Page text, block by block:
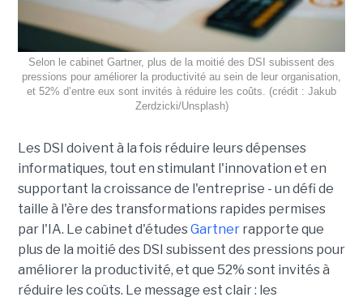
Selon le cabinet Gartner, plus de la moitié des DSI subissent des
pressions pour améliorer la productivité au sein de leur organisation,
et 52% d’entre eux sont invités à réduire les coûts. (crédit : Jakub
Zerdzicki/Unsplash)
Les DSI doivent à la fois réduire leurs dépenses
informatiques, tout en stimulant l'innovation et en
supportant la croissance de l'entreprise - un défi de
taille à l'ère des transformations rapides permises
par l'IA. Le cabinet d'étudesGartnerrapporte que
plus de la moitié des DSI subissent des pressions pour
améliorer la productivité, et que 52% sont invités à
réduire les coûts. Le message est clair : les